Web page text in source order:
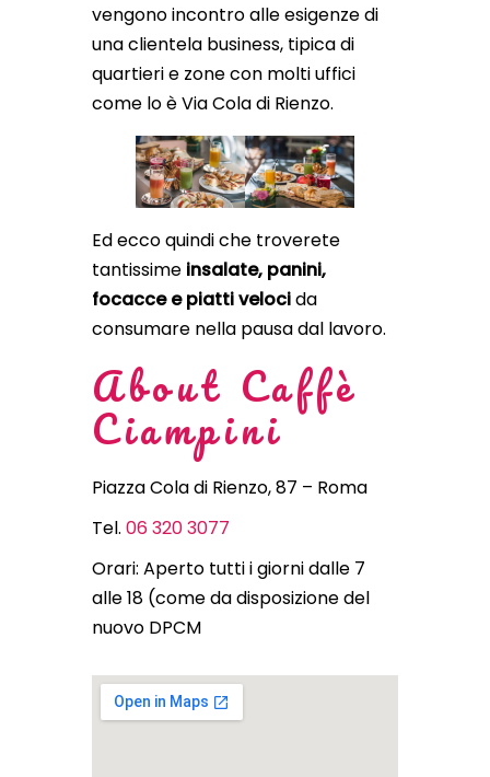
vengono incontro alle esigenze di
una clientela business, tipica di
quartieri e zone con molti uffici
come lo è Via Cola di Rienzo.
Ed ecco quindi che troverete
tantissime insalate, panini,
focacce e piatti velocida
consumare nella pausa dal lavoro.
About Caffè
Ciampini
Piazza Cola di Rienzo, 87 – Roma
Tel. 06 320 3077
Orari: Aperto tutti i giorni dalle 7
alle 18 (come da disposizione del
nuovo DPCM